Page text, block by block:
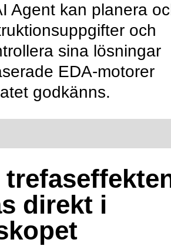
Agent kan planera
och
sina lösningar
EDA-motorer
godkänns.
direkt i